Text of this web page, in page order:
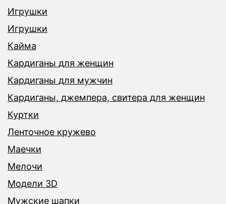
Игрушки
Игрушки
Кайма
Кардиганы для женщин
Кардиганы для мужчин
Кардиганы, джемпера, свитера для женщин
Куртки
Ленточное кружево
Маечки
Мелочи
Модели 3D
Мужские шапки